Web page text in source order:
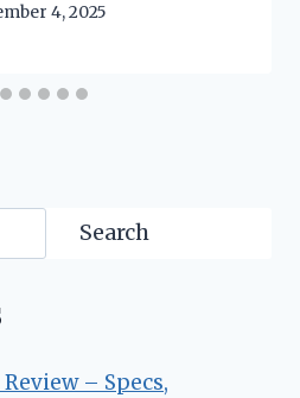
4, 2025
SearchSearch
– Specs,